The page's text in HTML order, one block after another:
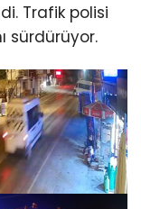
Trafik polisi
sürdürüyor.